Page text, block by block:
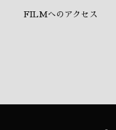
FILMへのアクセス